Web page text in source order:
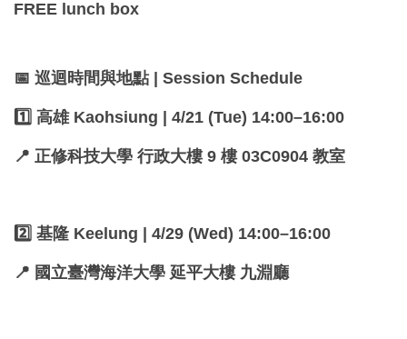
FREE lunch box
📅 巡迴時間與地點 | Session Schedule
1️⃣ 高雄 Kaohsiung | 4/21 (Tue) 14:00–16:00
📍 正修科技大學 行政大樓 9 樓 03C0904 教室
2️⃣ 基隆 Keelung | 4/29 (Wed) 14:00–16:00
📍 國立臺灣海洋大學 延平大樓 九淵廳